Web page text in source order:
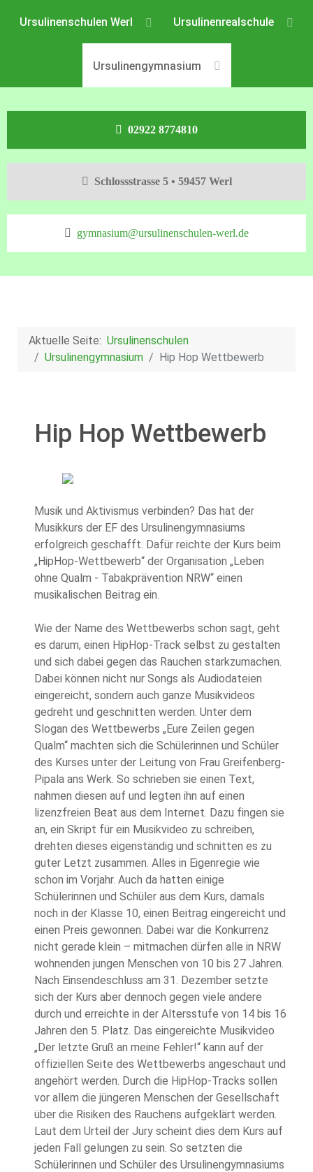
Ursulinenschulen Werl Ursulinenrealschule
Ursulinengymnasium
02922 8774810
Schlossstrasse 5 • 59457 Werl
gymnasium@ursulinenschulen-werl.de
Aktuelle Seite: Ursulinenschulen
Ursulinengymnasium
Hip Hop Wettbewerb
Hip Hop Wettbewerb
Musik und Aktivismus verbinden? Das hat der
Musikkurs der EF des Ursulinengymnasiums
erfolgreich geschafft. Dafür reichte der Kurs beim
„HipHop-Wettbewerb“ der Organisation „Leben
ohne Qualm - Tabakprävention NRW“ einen
musikalischen Beitrag ein.
Wie der Name des Wettbewerbs schon sagt, geht
es darum, einen HipHop-Track selbst zu gestalten
und sich dabei gegen das Rauchen starkzumachen.
Dabei können nicht nur Songs als Audiodateien
eingereicht, sondern auch ganze Musikvideos
gedreht und geschnitten werden. Unter dem
Slogan des Wettbewerbs „Eure Zeilen gegen
Qualm“ machten sich die Schülerinnen und Schüler
des Kurses unter der Leitung von Frau Greifenberg-
Pipala ans Werk. So schrieben sie einen Text,
nahmen diesen auf und legten ihn auf einen
lizenzfreien Beat aus dem Internet. Dazu fingen sie
an, ein Skript für ein Musikvideo zu schreiben,
drehten dieses eigenständig und schnitten es zu
guter Letzt zusammen. Alles in Eigenregie wie
schon im Vorjahr. Auch da hatten einige
Schülerinnen und Schüler aus dem Kurs, damals
noch in der Klasse 10, einen Beitrag eingereicht und
einen Preis gewonnen. Dabei war die Konkurrenz
nicht gerade klein – mitmachen dürfen alle in NRW
wohnenden jungen Menschen von 10 bis 27 Jahren.
Nach Einsendeschluss am 31. Dezember setzte
sich der Kurs aber dennoch gegen viele andere
durch und erreichte in der Altersstufe von 14 bis 16
Jahren den 5. Platz. Das eingereichte Musikvideo
„Der letzte Gruß an meine Fehler!“ kann auf der
offiziellen Seite des Wettbewerbs angeschaut und
angehört werden. Durch die HipHop-Tracks sollen
vor allem die jüngeren Menschen der Gesellschaft
über die Risiken des Rauchens aufgeklärt werden.
Laut dem Urteil der Jury scheint dies dem Kurs auf
jeden Fall gelungen zu sein. So setzten die
Schülerinnen und Schüler des Ursulinengymnasiums